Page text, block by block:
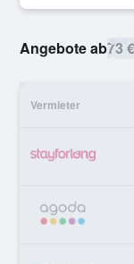
Angebote ab73 €
Vermieter